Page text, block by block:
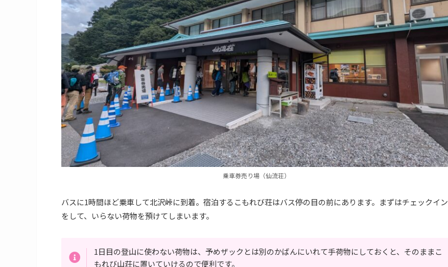
乗車券売り場（仙流荘）
バスに1時間ほど乗車して北沢峠に到着。宿泊するこもれび荘はバス停の目の前にあります。まずはチェックイン
をして、いらない荷物を預けてしまいます。
1日目の登山に使わない荷物は、予めザックとは別のかばんにいれて手荷物にしておくと、そのままこ
もれび山荘に置いていけるので便利です。